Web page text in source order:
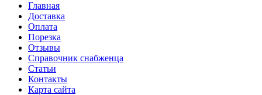
Главная
Доставка
Оплата
Порезка
Отзывы
Справочник снабженца
Статьи
Контакты
Карта сайта